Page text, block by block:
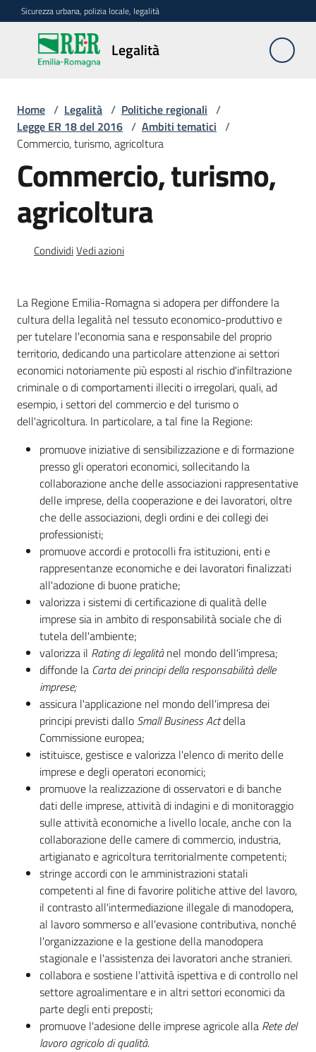
Vai al contenuto
Vai alla navigazione
Vai al footer
Sicurezza urbana, polizia locale, legalità
Legalità
Legalità
Politiche
regionali
Menu selezionato
Dati
analisi
Beni
Rete
per
l'integrità
e
la
trasparenza
Sistema
degli
osservatori
Sicurezza
urbana,
polizia
locale,
legalità
Argomenti
Novità
Servizi
Leggi Atti Bandi
Piani Programmi
Progetti
Home / Legalità / Politiche regionali /
Legge ER 18 del 2016 / Ambiti tematici /
Commercio, turismo, agricoltura
Commercio, turismo,
agricoltura
CondividiVedi azioni
La Regione Emilia-Romagna si adopera per diffondere la
cultura della legalità nel tessuto economico-produttivo e
per tutelare l'economia sana e responsabile del proprio
territorio, dedicando una particolare attenzione ai settori
economici notoriamente più esposti al rischio d'infiltrazione
criminale o di comportamenti illeciti o irregolari, quali, ad
esempio, i settori del commercio e del turismo o
dell'agricoltura. In particolare, a tal fine la Regione:
promuove iniziative di sensibilizzazione e di formazione
presso gli operatori economici, sollecitando la
collaborazione anche delle associazioni rappresentative
delle imprese, della cooperazione e dei lavoratori, oltre
che delle associazioni, degli ordini e dei collegi dei
professionisti;
promuove accordi e protocolli fra istituzioni, enti e
rappresentanze economiche e dei lavoratori finalizzati
all'adozione di buone pratiche;
valorizza i sistemi di certificazione di qualità delle
imprese sia in ambito di responsabilità sociale che di
tutela dell'ambiente;
valorizza il Rating di legalitànel mondo dell'impresa;
diffonde la Carta dei principi della responsabilità delle
imprese;
assicura l'applicazione nel mondo dell'impresa dei
principi previsti dallo Small Business Actdella
Commissione europea;
istituisce, gestisce e valorizza l'elenco di merito delle
imprese e degli operatori economici;
promuove la realizzazione di osservatori e di banche
dati delle imprese, attività di indagini e di monitoraggio
sulle attività economiche a livello locale, anche con la
collaborazione delle camere di commercio, industria,
artigianato e agricoltura territorialmente competenti;
stringe accordi con le amministrazioni statali
competenti al fine di favorire politiche attive del lavoro,
il contrasto all'intermediazione illegale di manodopera,
al lavoro sommerso e all'evasione contributiva, nonché
l'organizzazione e la gestione della manodopera
stagionale e l'assistenza dei lavoratori anche stranieri.
collabora e sostiene l'attività ispettiva e di controllo nel
settore agroalimentare e in altri settori economici da
parte degli enti preposti;
promuove l'adesione delle imprese agricole alla Rete del
lavoro agricolo di qualità.